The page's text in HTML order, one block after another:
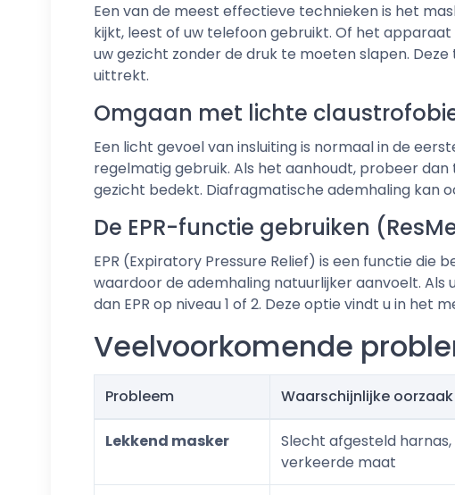
Een van de meest effectieve technieken is het
kijkt, leest of uw telefoon gebruikt. Of het
uw gezicht zonder de druk te moeten slapen.
uittrekt.
Omgaan met lichte
Een licht gevoel van insluiting is normaal in de
regelmatig gebruik. Als het aanhoudt, probeer
gezicht bedekt. Diafragmatische ademhaling kan
De EPR-functie gebruiken
EPR (Expiratory Pressure Relief) is een functie die
waardoor de ademhaling natuurlijker aanvoelt.
dan EPR op niveau 1 of 2. Deze optie vindt u in het
Veelvoorkomende
Probleem Waarschijnlijke oorzaak
Lekkend masker
Slecht afgesteld harnas,
verkeerde maat